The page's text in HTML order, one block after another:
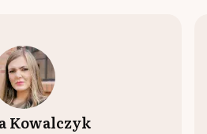
Kowalczyk